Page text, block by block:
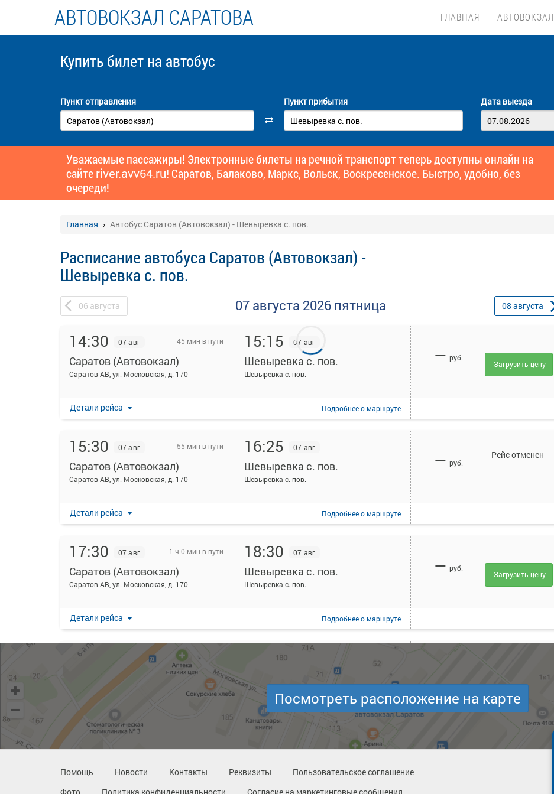
АВТОВОКЗАЛ САРАТОВА ГЛАВНАЯ АВТОВОКЗАЛ
Купить билет на автобус
Пункт отправления Пункт прибытия Дата выезда
Уважаемые пассажиры! Электронные билеты на речной транспорт теперь доступны онлайн на
сайтеriver.avv64.ru! Саратов, Балаково, Маркс, Вольск, Воскресенское. Быстро, удобно, без
очереди!
Главная Автобус Саратов (Автовокзал) - Шевыревка с. пов.
Расписание автобуса Саратов (Автовокзал) -
Шевыревка с. пов.
06 августа 07 августа 2026 пятница 08 августа
14:30 07 авг 45 мин в пути
Саратов (Автовокзал)
Саратов АВ, ул. Московская, д. 170
15:15 07 авг
Шевыревка с. пов.
Шевыревка с. пов.
Детали рейса Подробнеео маршруте
— руб.
Загрузить цену
15:30 07 авг 55 мин в пути
Саратов (Автовокзал)
Саратов АВ, ул. Московская, д. 170
16:25 07 авг
Шевыревка с. пов.
Шевыревка с. пов.
Детали рейса Подробнеео маршруте
— руб.
Рейс отменен
17:30 07 авг 1 ч 0 мин в пути
Саратов (Автовокзал)
Саратов АВ, ул. Московская, д. 170
18:30 07 авг
Шевыревка с. пов.
Шевыревка с. пов.
Детали рейса Подробнеео маршруте
— руб.
Загрузить цену
18:00 07 авг 40 мин в пути
Саратов (Автовокзал)
Саратов АВ, ул. Московская, д. 170
18:40
Шевыревка с. пов.
Шевыревка с. пов.
Детали рейса Подробнее о маршруте
— Загрузить цену
Посмотреть расположение на карте
Помощь Новости Контакты Реквизиты
Пользовательское соглашение